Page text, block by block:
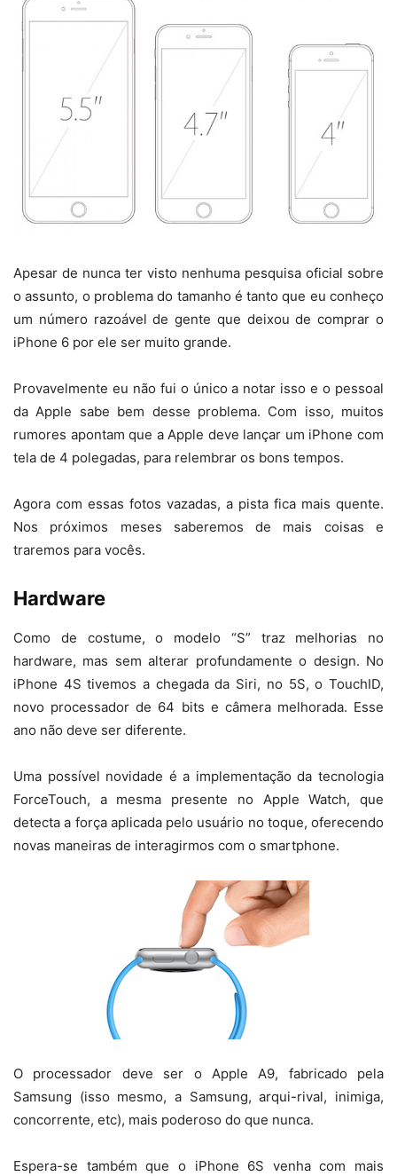
Apesar de nunca ter visto nenhuma pesquisa oficial sobre
o assunto, o problema do tamanho é tanto que eu conheço
um número razoável de gente que deixou de comprar o
iPhone 6 por ele ser muito grande.
Provavelmente eu não fui o único a notar isso e o pessoal
da Apple sabe bem desse problema. Com isso, muitos
rumores apontam que a Apple deve lançar um iPhone com
tela de 4 polegadas, para relembrar os bons tempos.
Agora com essas fotos vazadas, a pista fica mais quente.
Nos próximos meses saberemos de mais coisas e
traremos para vocês.
Hardware
Como de costume, o modelo “S” traz melhorias no
hardware, mas sem alterar profundamente o design. No
iPhone 4S tivemos a chegada da Siri, no 5S, o TouchID,
novo processador de 64 bits e câmera melhorada. Esse
ano não deve ser diferente.
Uma possível novidade é a implementação da tecnologia
ForceTouch, a mesma presente no Apple Watch, que
detecta a força aplicada pelo usuário no toque, oferecendo
novas maneiras de interagirmos com o smartphone.
O processador deve ser o Apple A9, fabricado pela
Samsung (isso mesmo, a Samsung, arqui-rival, inimiga,
concorrente, etc), mais poderoso do que nunca.
Espera-se também que o iPhone 6S venha com mais